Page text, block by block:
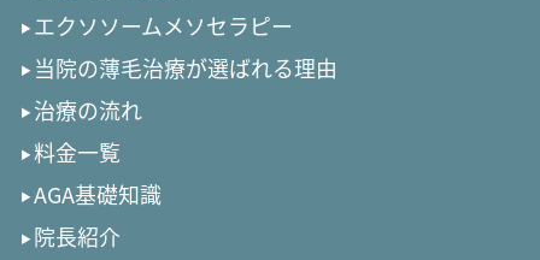
エクソソームメソセラピー
当院の薄毛治療が選ばれる理由
治療の流れ
料金一覧
AGA基礎知識
院長紹介